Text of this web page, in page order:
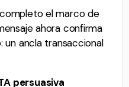
el marco de
ahora confirma
un ancla transaccional
persuasiva